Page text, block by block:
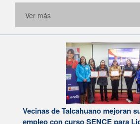
Ver más
Vecinas de Talcahuano mejoran
empleo con curso SENCE para